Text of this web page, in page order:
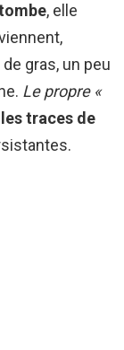
, elle
gras, un peu
Le propre «
les traces de